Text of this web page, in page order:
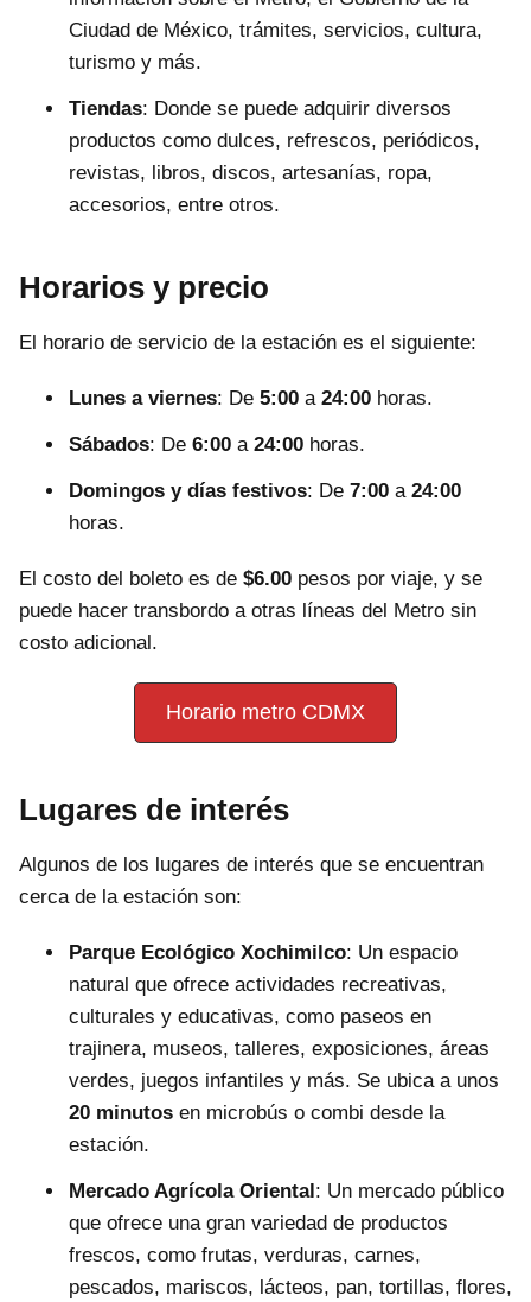
Ciudad de México, trámites, servicios, cultura,
turismo y más.
Tiendas: Donde se puede adquirir diversos
productos como dulces, refrescos, periódicos,
revistas, libros, discos, artesanías, ropa,
accesorios, entre otros.
Horarios y precio
El horario de servicio de la estación es el siguiente:
Lunes a viernes: De 5:00 a 24:00 horas.
Sábados: De 6:00 a 24:00 horas.
Domingos y días festivos: De 7:00 a 24:00
horas.
El costo del boleto es de $6.00 pesos por viaje, y se
puede hacer transbordo a otras líneas del Metro sin
costo adicional.
Horario metro CDMX
Lugares de interés
Algunos de los lugares de interés que se encuentran
cerca de la estación son:
Parque Ecológico Xochimilco: Un espacio
natural que ofrece actividades recreativas,
culturales y educativas, como paseos en
trajinera, museos, talleres, exposiciones, áreas
verdes, juegos infantiles y más. Se ubica a unos
20 minutos en microbús o combi desde la
estación.
Mercado Agrícola Oriental: Un mercado público
que ofrece una gran variedad de productos
frescos, como frutas, verduras, carnes,
pescados, mariscos, lácteos, pan, tortillas, flores,